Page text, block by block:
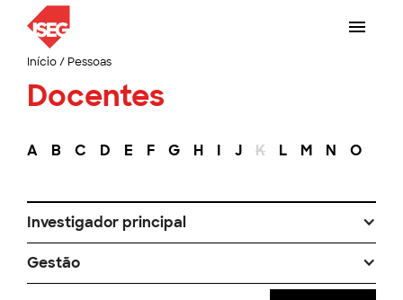
Início/ Pessoas
Docentes
A B C D E F G H I J K L M N O
Investigador principal
Gestão